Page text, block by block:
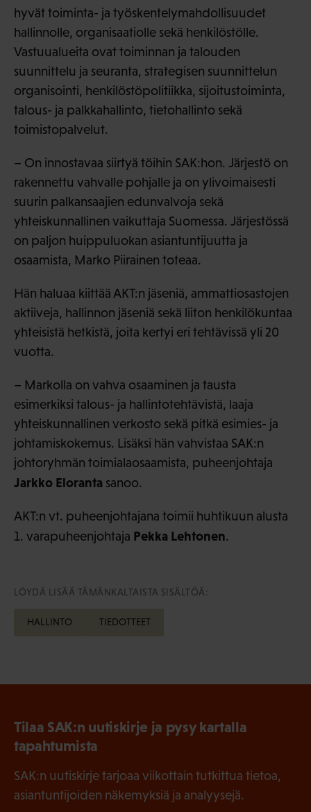
hyvät toiminta- ja työskentelymahdollisuudet
hallinnolle, organisaatiolle sekä henkilöstölle.
Vastuualueita ovat toiminnan ja talouden
suunnittelu ja seuranta, strategisen suunnittelun
organisointi, henkilöstöpolitiikka, sijoitustoiminta,
talous- ja palkkahallinto, tietohallinto sekä
toimistopalvelut.
– On innostavaa siirtyä töihin SAK:hon. Järjestö on
rakennettu vahvalle pohjalle ja on ylivoimaisesti
suurin palkansaajien edunvalvoja sekä
yhteiskunnallinen vaikuttaja Suomessa. Järjestössä
on paljon huippuluokan asiantuntijuutta ja
osaamista, Marko Piirainen toteaa.
Hän haluaa kiittää AKT:n jäseniä, ammattiosastojen
aktiiveja, hallinnon jäseniä sekä liiton henkilökuntaa
yhteisistä hetkistä, joita kertyi eri tehtävissä yli 20
vuotta.
– Markolla on vahva osaaminen ja tausta
esimerkiksi talous- ja hallintotehtävistä, laaja
yhteiskunnallinen verkosto sekä pitkä esimies- ja
johtamiskokemus. Lisäksi hän vahvistaa SAK:n
johtoryhmän toimialaosaamista, puheenjohtaja
Jarkko Eloranta sanoo.
AKT:n vt. puheenjohtajana toimii huhtikuun alusta
1. varapuheenjohtaja Pekka Lehtonen.
LÖYDÄ LISÄÄ TÄMÄNKALTAISTA SISÄLTÖÄ:
HALLINTO TIEDOTTEET
Tilaa SAK:n uutiskirje ja pysy kartalla
tapahtumista
SAK:n uutiskirje tarjoaa viikottain tutkittua tietoa,
asiantuntijoiden näkemyksiä ja analyysejä.